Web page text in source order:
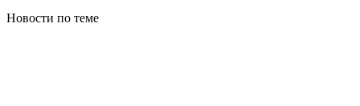
Новости по теме